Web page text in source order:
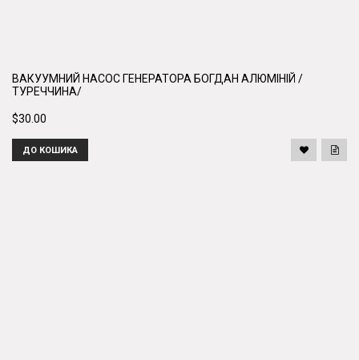
ВАКУУМНИЙ НАСОС ГЕНЕРАТОРА БОГДАН АЛЮМІНІЙ /
ТУРЕЧЧИНА/
$30.00
ДО КОШИКА